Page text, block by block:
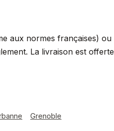
aux normes françaises) ou
La livraison est offerte
Grenoble